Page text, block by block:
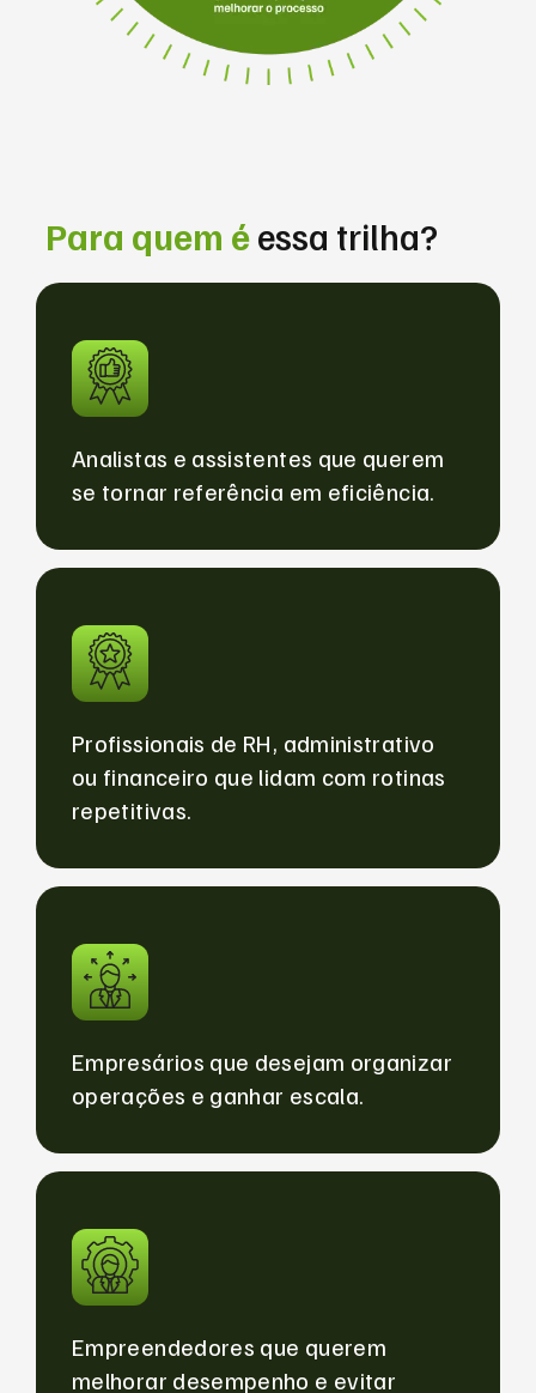
Para quem éessa trilha?
Analistas e assistentes que querem
se tornar referência em eficiência.
Profissionais de RH, administrativo
ou financeiro que lidam com rotinas
repetitivas.
Empresários que desejam organizar
operações e ganhar escala.
Empreendedores que querem
melhorar desempenho e evitar